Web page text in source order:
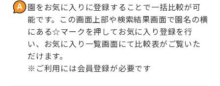
園をお気に入りに登録することで一括比較が可
能です。この画面上部や検索結果画面で園名の横
にある☆マークを押してお気に入り登録を行
い、お気に入り一覧画面にて比較表がご覧いた
だけます。
※ご利用には会員登録が必要です